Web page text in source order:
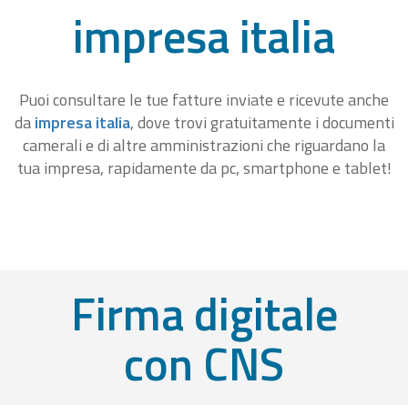
impresa italia
Puoi consultare le tue fatture inviate e ricevute anche
daimpresa italia, dove trovi gratuitamente i documenti
camerali e di altre amministrazioni che riguardano la
tua impresa, rapidamente da pc, smartphone e tablet!
Firma digitale
con CNS